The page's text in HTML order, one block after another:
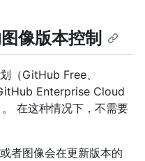
像版本控制
（GitHub Free、
Enterprise Cloud
在这种情况下，不需要
者图像会在更新版本的